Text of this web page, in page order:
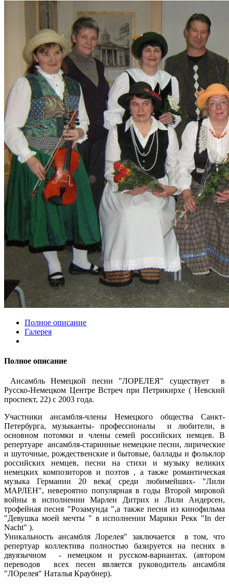
Полное описание
Галерея
Полное описание
Ансамбль Немецкой песни "ЛОРЕЛЕЯ" существует в
Русско-Немецком Центре Встреч при Петрикирхе ( Невский
проспект, 22) с 2003 года.
Участники ансамбля-члены Немецкого общества Санкт-
Петербурга, музыканты- профессионалы и любители, в
основном потомки и члены семей российских немцев. В
репертуаре ансамбля-старинные немецкие песни, лирические
и шуточные, рождественские и бытовые, баллады и фольклор
российских немцев, песни на стихи и музыку великих
немецких композиторов и поэтов , а также романтическая
музыка Германии 20 века( среди любимейших- "Лили
МАРЛЕН", невероятно популярная в годы Второй мировой
войны в исполнении Марлен Дитрих и Лили Андерсен,
трофейная песня "Розамунда ",а также песня из кинофильма
"Девушка моей мечты " в исполнении Марики Рекк "In der
Nacht" ).
Уникальность ансамбля Лорелея" заключается в том, что
репертуар коллектива полностью базируется на песнях в
двуязычном - немецком и русском-вариантах. (автором
переводов всех песен является руководитель ансамбля
"ЛОрелея" Наталья Краубнер).